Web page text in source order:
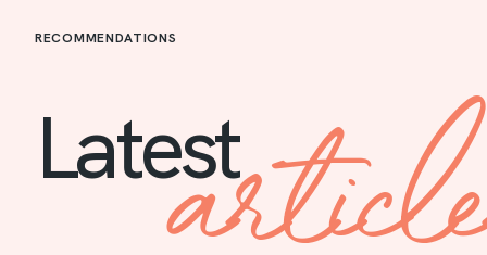
RECOMMENDATIONS
Latest